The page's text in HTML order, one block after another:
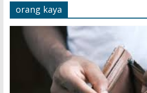
orang kaya